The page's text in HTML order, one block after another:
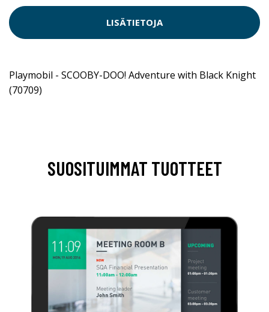
LISÄTIETOJA
Playmobil - SCOOBY-DOO! Adventure with Black Knight
(70709)
SUOSITUIMMAT TUOTTEET